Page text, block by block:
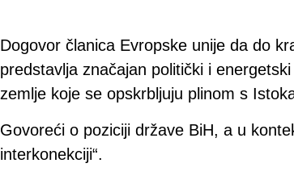
Dogovor članica Evropske unije da do
predstavlja značajan politički i
zemlje koje se opskrbljuju plinom s
Govoreći o poziciji države BiH, a u
interkonekciji“.